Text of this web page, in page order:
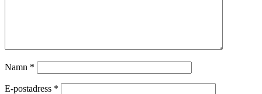
Namn *
E-postadress *